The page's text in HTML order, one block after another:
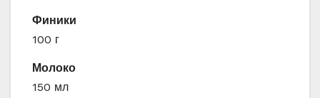
Финики
100 г
Молоко
150 мл